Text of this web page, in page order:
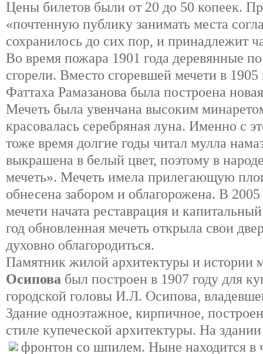
Цены билетов были от 20 до 50 копеек.
«почтенную публику занимать места
сохранилось до сих пор, и принадлежит
Во время пожара 1901 года деревянные
сгорели. Вместо сгоревшей мечети в 1905
Фаттаха Рамазанова была построена
Мечеть была увенчана высоким
красовалась серебряная луна. Именно с
тоже время долгие годы читал мулла
выкрашена в белый цвет, поэтому в
мечеть». Мечеть имела прилегающую
обнесена забором и облагорожена. В 2005
мечети начата реставрация и
год обновленная мечеть открыла свои
духовно облагородиться.
Памятник жилой архитектуры и истории
Осипова был построен в 1907 году для
городской головы И.Л. Осипова,
Здание одноэтажное, кирпичное,
стиле купеческой архитектуры. На
фронтон со шпилем. Ныне находится в